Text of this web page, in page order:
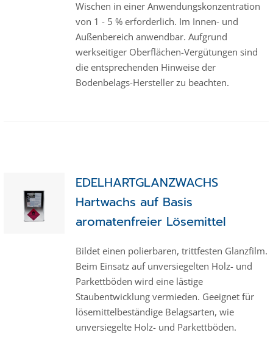
Wischen in einer Anwendungskonzentration
von 1 - 5 % erforderlich. Im Innen- und
Außenbereich anwendbar. Aufgrund
werkseitiger Oberflächen-Vergütungen sind
die entsprechenden Hinweise der
Bodenbelags-Hersteller zu beachten.
EDELHARTGLANZWACHS
Hartwachs auf Basis
aromatenfreier Lösemittel
Bildet einen polierbaren, trittfesten Glanzfilm.
Beim Einsatz auf unversiegelten Holz- und
Parkettböden wird eine lästige
Staubentwicklung vermieden. Geeignet für
lösemittelbeständige Belagsarten, wie
unversiegelte Holz- und Parkettböden.